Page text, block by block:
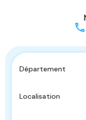
Département
Localisation